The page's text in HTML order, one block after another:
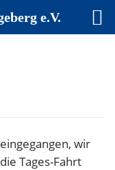
wir
Tages-Fahrt
e.V.